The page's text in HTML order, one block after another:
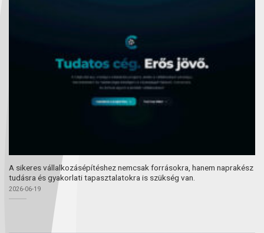
A sikeres vállalkozásépítéshez nemcsak forrásokra, hanem naprakész
tudásra és gyakorlati tapasztalatokra is szükség van.
2026-06-19